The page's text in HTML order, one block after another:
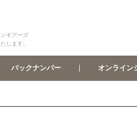
ギアーズ
します。
バックナンバー オンライン